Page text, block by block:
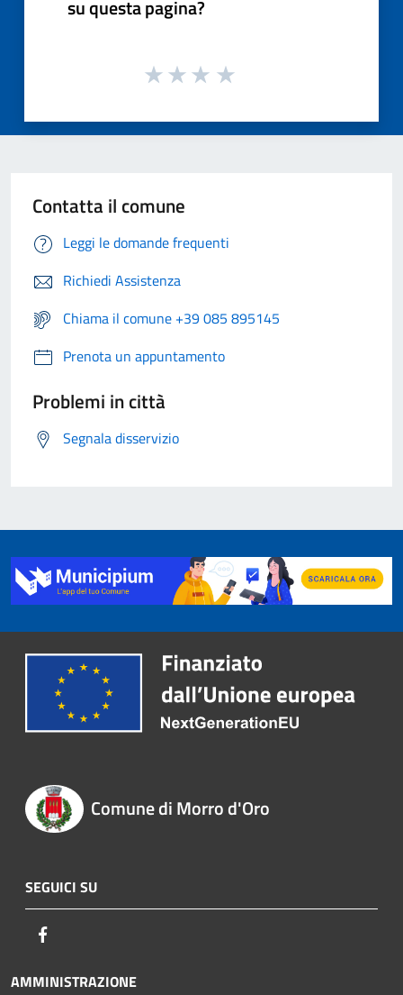
su questa pagina?
Contatta il comune
Leggi le domande frequenti
Richiedi Assistenza
Chiama il comune +39 085 895145
Prenota un appuntamento
Problemi in città
Segnala disservizio
Comune di Morro d'Oro
SEGUICI SU
AMMINISTRAZIONE